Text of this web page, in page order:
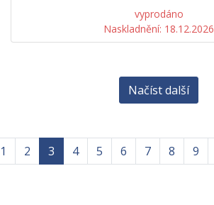
vyprodáno
Naskladnění: 18.12.2026
Načíst další
1 2 3 4 5 6 7 8 9